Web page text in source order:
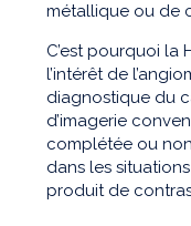
métallique ou de
C’est pourquoi la
l’intérêt de
diagnostique du
d’imagerie
complétée ou
dans les
produit de